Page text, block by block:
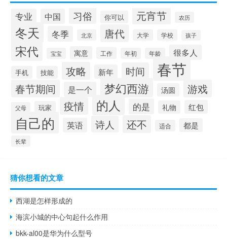
专业 中国 习俗 你可以 元宵节 农历
冬天 冬季 北京 唐代 大学 学校 孩子
宋代 宝宝 寓意 工作 年初 年龄 很多人
手机 技能 攻略 新年 时间 春节
春节期间 是一个 梦幻西游 汤圆 游戏
父母 玩家 疫情 的人 的是 礼物 红包
自己的 英语 诗人 还不 适合 都是
长辈
猜你想看的文章
西湖是怎样形成的
海滨小城的中心句起什么作用
bkk-al00是华为什么型号